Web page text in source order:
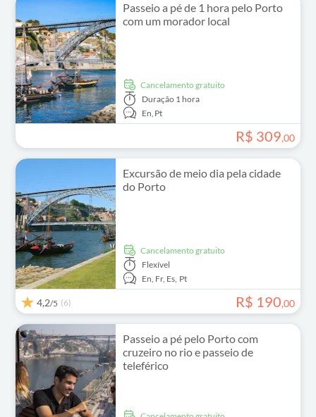
Passeio a pé de 1 hora pelo Porto
com um morador local
Cancelamento gratuito
Duração 1 hora
En, Pt
R$ 309,00
Excursão de meio dia pela cidade
do Porto
Cancelamento gratuito
Flexível
En, Fr, Es, Pt
4,2/5 (6) R$ 190,00
Passeio a pé pelo Porto com
cruzeiro no rio e passeio de
teleférico